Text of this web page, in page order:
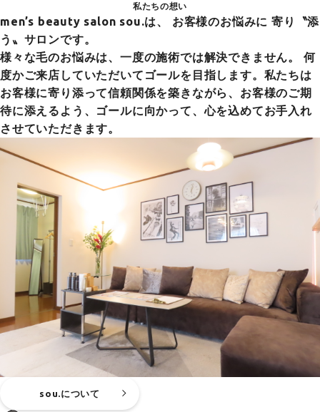
私たちの想い
men’s beauty salon sou.は、
お客様のお悩みに 寄り〝添
う〟サロンです。
様々な毛のお悩みは、一度の施術では解決できません。 何
度かご来店していただいてゴールを目指します。私たちは
お客様に寄り添って信頼関係を築きながら、お客様のご期
待に添えるよう、ゴールに向かって、心を込めてお手入れ
させていただきます。
sou.について